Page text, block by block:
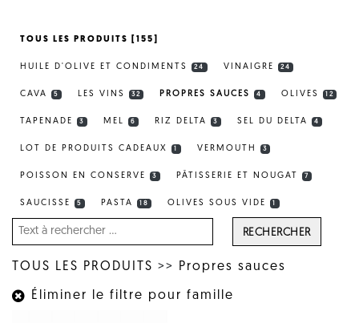
TOUS LES PRODUITS [155]
HUILE D'OLIVE ET CONDIMENTS 24 VINAIGRE 24
CAVA 5 LES VINS 32 PROPRES SAUCES 4 OLIVES 12
TAPENADE 3 MEL 6 RIZ DELTA 3 SEL DU DELTA 4
LOT DE PRODUITS CADEAUX VERMOUTH 3
POISSON EN CONSERVE 3 PÂTISSERIE ET NOUGAT 7
SAUCISSE 5 PASTA 18 OLIVES SOUS VIDE
RECHERCHER
TOUS LES PRODUITS >> Propres sauces
Éliminer le filtre pour famille
NOTRE HUILE
CHOISIR LA LANGUE: FR